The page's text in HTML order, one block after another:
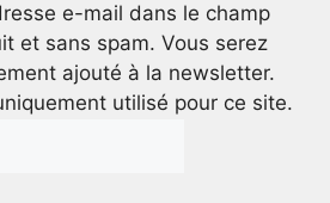
e-mail dans le champ
et sans spam. Vous serez
ajouté à la newsletter.
utilisé pour ce site.